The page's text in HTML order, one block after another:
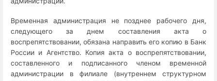
Временная администрация не позднее рабочего дня,
следующего за днем составления акта о
воспрепятствовании, обязана направить его копию в Банк
России и Агентство. Копия акта о воспрепятствовании,
составленного и подписанного членом временной
администрации в филиале (внутреннем структурном